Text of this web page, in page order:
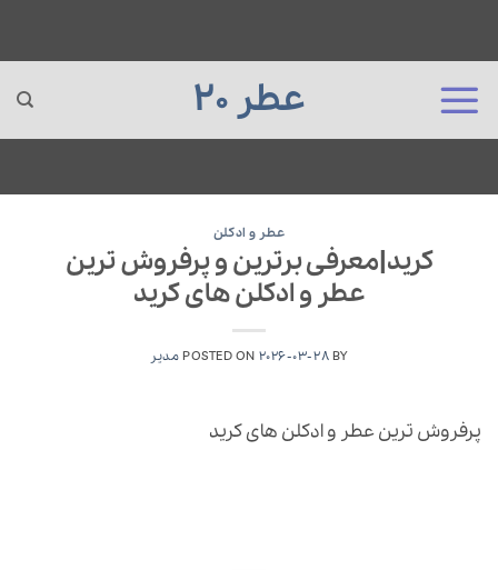
عطر 20
عطر و ادکلن
کرید|معرفی برترین و پرفروش ترین
عطر و ادکلن های کرید
POSTED ON 2026-03-28BY مدیر
پرفروش ترین عطر و ادکلن های کرید